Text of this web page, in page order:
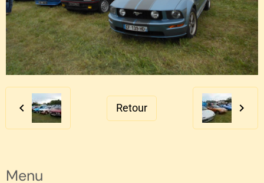
Retour
Menu